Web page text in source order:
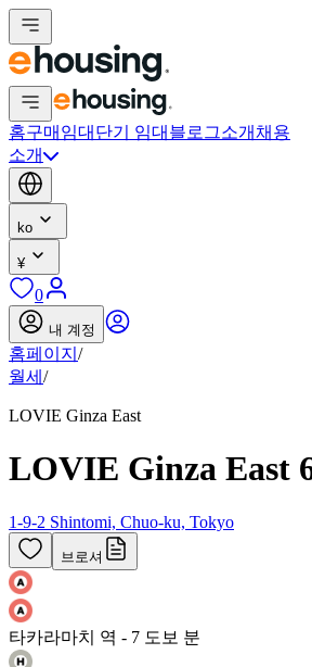
홈구매 임대 단기 임대 블로그소개 채용
소개
ko
¥
0
내 계정
홈페이지 /
월세 /
LOVIE Ginza East
LOVIE Ginza East
1-9-2 Shintomi, Chuo-ku, Tokyo
브로셔
타카라마치 역 - 7 도보 분